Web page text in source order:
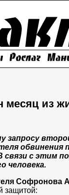
месяц из
запросу
обвинения
с этим
человека.
Софронова
защитой: